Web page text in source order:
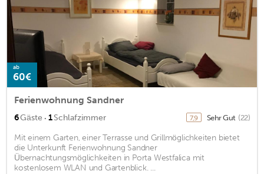
ab
60€
Ferienwohnung Sandner
6Gäste · 1Schlafzimmer 7,9 Sehr Gut (22)
Mit einem Garten, einer Terrasse und Grillmöglichkeiten bietet
die Unterkunft Ferienwohnung Sandner
Übernachtungsmöglichkeiten in Porta Westfalica mit
kostenlosem WLAN und Gartenblick. ...